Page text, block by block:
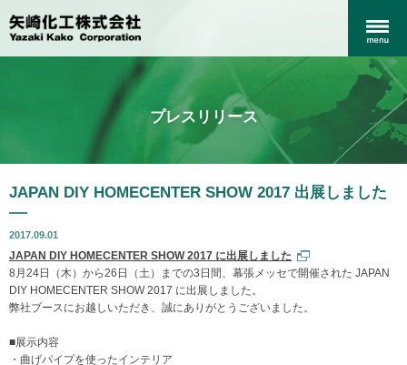
プレスリリース
JAPAN DIY HOMECENTER SHOW 2017 出展しました
2017.09.01
JAPAN DIY HOMECENTER SHOW 2017 に出展しました
8月24日（木）から26日（土）までの3日間、幕張メッセで開催された JAPAN
DIY HOMECENTER SHOW 2017 に出展しました。
弊社ブースにお越しいただき、誠にありがとうございました。
■展示内容
・曲げパイプを使ったインテリア